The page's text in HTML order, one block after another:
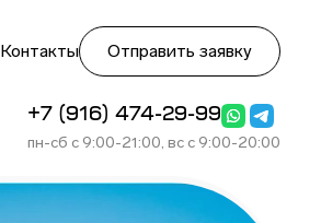
Контакты Отправить заявку
+7 (916) 474-29-99
пн-сб с 9:00-21:00, вс с 9:00-20:00